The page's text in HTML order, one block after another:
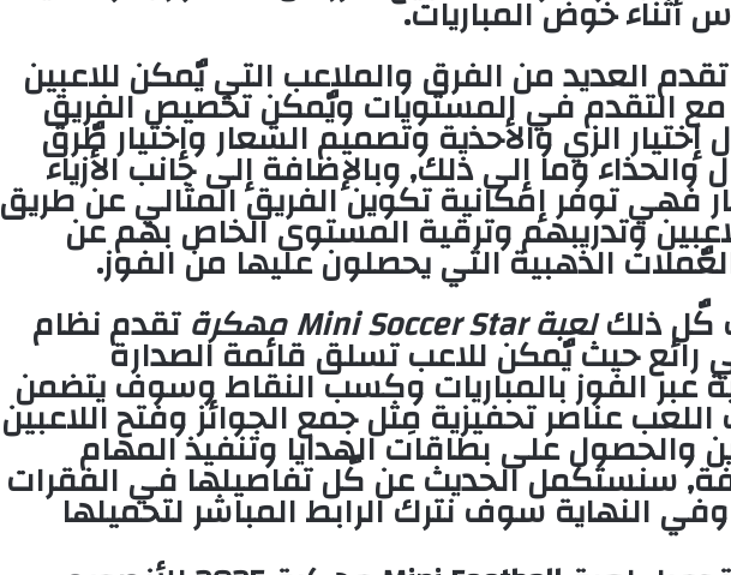
أثناء خوض المباريات.
تقدم العديد من الفرق والملاعب التي يٌمكن للاعبين
التقدم في المستويات ويٌمكن تخصيص الفريق
إختيار الزي والأحذية وتصميم الشعار وإختيار طٌرق
والحذاء وما إلى ذلك, وبالإضافة إلى جانب الأزياء
فهي توفر إمكانية تكوين الفريق المثالي عن طريق
وتدريبهم وترقية المستوى الخاص بهم عن
الذهبية التي يحصلون عليها من الفوز.
كٌل ذلكلعبة Mini Soccer Star مهكرة تقدم نظام
رائع حيث يٌمكن للاعب تسلق قائمة الصدارة
عبر الفوز بالمباريات وكسب النقاط وسوف يتضمن
عناصر تحفيزية مِثل جمع الجوائز وفتح اللاعبين
والحصول على بطاقات الهدايا وتنفيذ المهام
سنستكمل الحديث عن كٌل تفاصيلها في الفقرات
وفي النهاية سوف نترك الرابط المباشر لتحميلها